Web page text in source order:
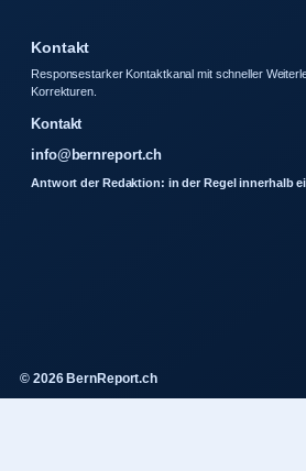
Kontakt
Responsestarker Kontaktkanal mit schneller
Korrekturen.
Kontakt
info@bernreport.ch
Antwort der Redaktion: in der Regel innerhalb
© 2026 BernReport.ch